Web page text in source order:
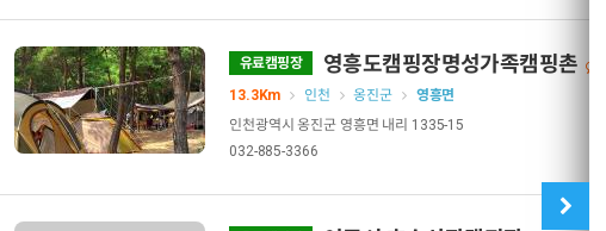
유료캠핑장 영흥도캠핑장명성가족캠핑촌
13.3Km
인천 옹진군
영흥면
인천광역시 옹진군 영흥면 내리 1335-15
032-885-3366